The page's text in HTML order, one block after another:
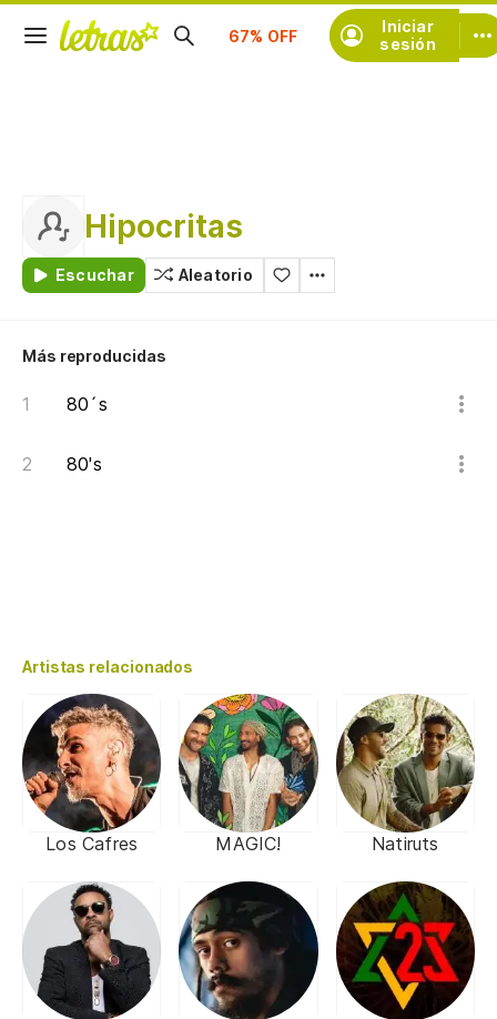
Iniciar
sesión
Suscríbete
Hipocritas
Escuchar Aleatorio
Más reproducidas
80´s
80's
Artistas relacionados
Los Cafres MAGIC! Natiruts